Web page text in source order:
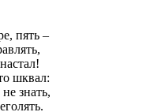
пять –
шквал:
знать,